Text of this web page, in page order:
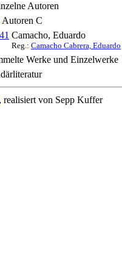
Autoren
Autoren C
Camacho, Eduardo
Reg.: Camacho Cabrera, Eduardo
Werke und Einzelwerke
, realisiert von Sepp Kuffer